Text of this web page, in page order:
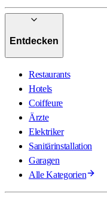
Entdecken
Restaurants
Hotels
Coiffeure
Ärzte
Elektriker
Sanitärinstallation
Garagen
Alle Kategorien